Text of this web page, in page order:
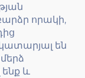
որակի,
են
ենք և